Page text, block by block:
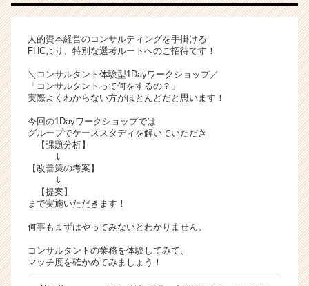
ベ
チ
ャ
ー・
成
長
業
ウ
が
届
く
就
人的資本経営のコンサルティングを手掛ける
FHCより、特別な選考ルートへのご招待です！
＼コンサルタント体験型1Dayワークショップ／
「コンサルタントって何をするの？」
実際よくわからない方がほとんどだと思います！
今回の1Dayワークショップでは
グループでケーススタディを解いていただき
【課題分析】
⇓
【改善策の考案】
⇓
【提案】
まで実施いただきます！
何事もまずはやってみないとわかりません。
コンサルタントの業務を体験してみて、
マッチ度を確かめてみましょう！